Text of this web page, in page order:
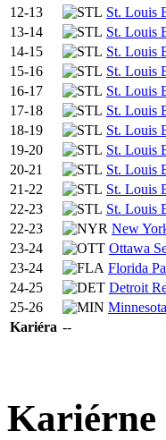
12-13
St. Louis
13-14
St. Louis
14-15
St. Louis
15-16
St. Louis
16-17
St. Louis
17-18
St. Louis
18-19
St. Louis
19-20
St. Louis
20-21
St. Louis
21-22
St. Louis
22-23
St. Louis
22-23
New
23-24
Ottawa
23-24
Florida
24-25
Detroit
25-26
Kariéra --
Kariérne